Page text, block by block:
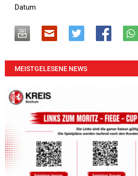
Datum
MEISTGELESENE NEWS